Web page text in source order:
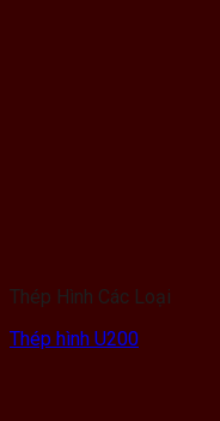
Thép Hình Các Loại
Thép hình U200